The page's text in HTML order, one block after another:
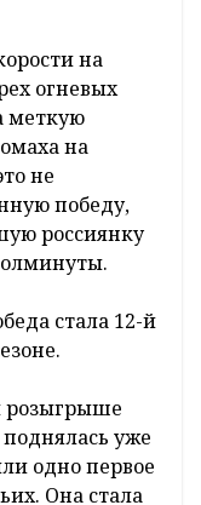
на
огневых
меткую
на
не
победу,
россиянку
стала 12-й
розыгрыше
уже
одно первое
Она стала